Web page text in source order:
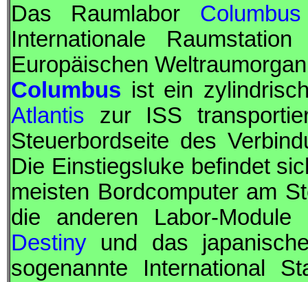
Das Raumlabor Columbus
Internationale
Europäischen
Columbus ist ein
Atlantis zur ISS
Steuerbordseite des
Die Einstiegsluke befindet
meisten Bordcomputer am
die anderen Labor-
Destiny und das
sogenannte International